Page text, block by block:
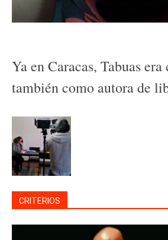
Ya en Caracas, Tabuas
también como autora de
CRITERIOS